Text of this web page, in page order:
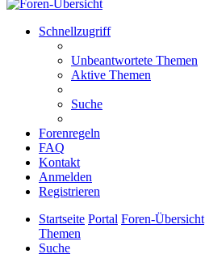
Schnellzugriff
Unbeantwortete Themen
Aktive Themen
Suche
Forenregeln
FAQ
Kontakt
Anmelden
Registrieren
Startseite Portal Foren-Übersicht
Themen
Suche